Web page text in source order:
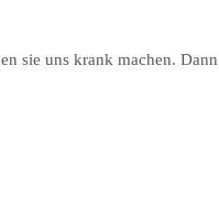
sie uns krank machen.